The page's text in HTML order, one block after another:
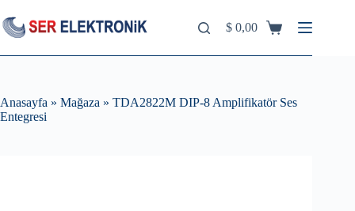
to
content
Shopping
$ 0,00
Anasayfa » Mağaza » TDA2822M DIP-8 Amplifikatör Ses
Entegresi